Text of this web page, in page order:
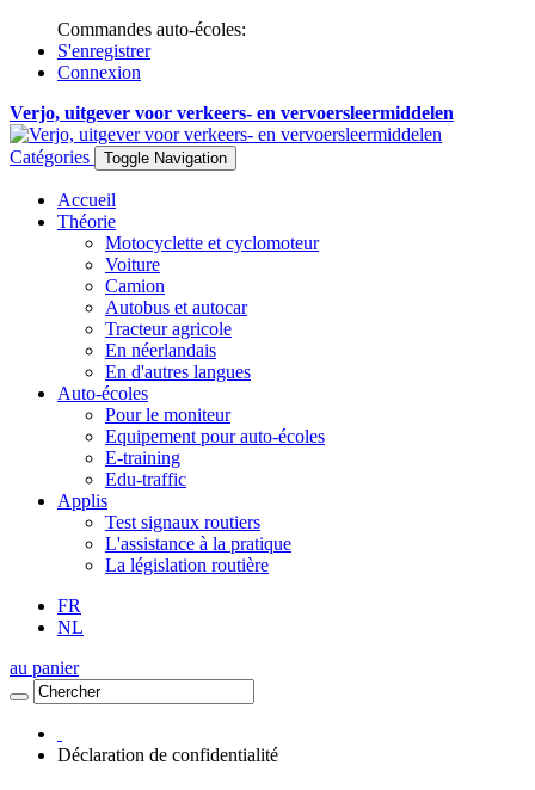
Commandes auto-écoles:
S'enregistrer
Connexion
Verjo, uitgever voor verkeers- en vervoersleermiddelen
Catégories Toggle Navigation
Accueil
Théorie
Motocyclette et cyclomoteur
Voiture
Camion
Autobus et autocar
Tracteur agricole
En néerlandais
En d'autres langues
Auto-écoles
Pour le moniteur
Equipement pour auto-écoles
E-training
Edu-traffic
Applis
Test signaux routiers
L'assistance à la pratique
La législation routière
FR
NL
au panier
Déclaration de confidentialité